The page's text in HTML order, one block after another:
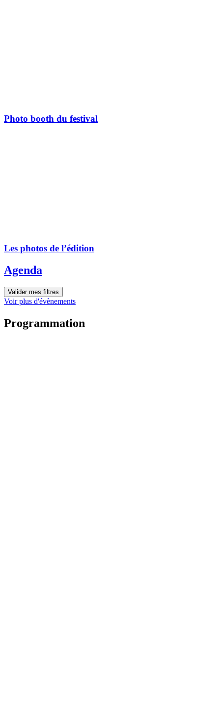
Photo booth du festival
Les photos de l’édition
Agenda
Valider mes filtres
Voir plus d'évènements
Programmation